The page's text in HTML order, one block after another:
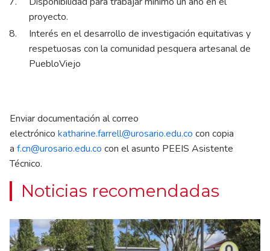
proyecto.
Interés en el desarrollo de investigación equitativas y
respetuosas con la comunidad pesquera artesanal de
PuebloViejo
Enviar documentación al correo
electrónico katharine.farrell@urosario.edu.co con copia
a f.cn@urosario.edu.co con el asunto PEEIS Asistente
Técnico.
Noticias recomendadas